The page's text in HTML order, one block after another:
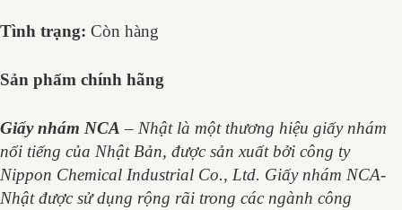
Tình trạng: Còn hàng
Sản phẩm chính hãng
Giấy nhám NCA– Nhật là một thương hiệu giấy nhám
nổi tiếng của Nhật Bản, được sản xuất bởi công ty
Nippon Chemical Industrial Co., Ltd. Giấy nhám NCA-
Nhật được sử dụng rộng rãi trong các ngành công